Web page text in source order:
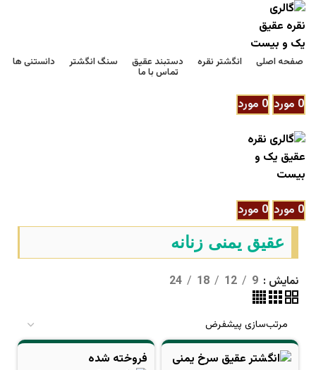
صفحه اصلی انگشتر نقره دستبند عقیق سنگ انگشتر دانستنی ها
تماس با ما
0 مورد 0 مورد
0 مورد 0 مورد
عقیق یمنی زنانه
نمایش 9
12
18
24
فروخته شده